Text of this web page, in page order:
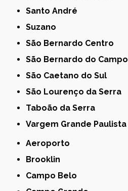
Santo André
Suzano
São Bernardo Centro
São Bernardo do Campo
São Caetano do Sul
São Lourenço da Serra
Taboão da Serra
Vargem Grande Paulista
Aeroporto
Brooklin
Campo Belo